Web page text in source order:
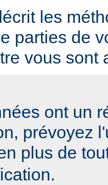
les
parties de
vous sont
ont un
prévoyez
plus de